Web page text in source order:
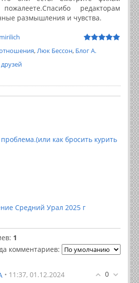
редакторам
размышления и чувства.
, Люк Бессон, Блог А.
как бросить курить
Средний Урал 2025 г
: 1
комментариев:
0
• 11:37, 01.12.2024